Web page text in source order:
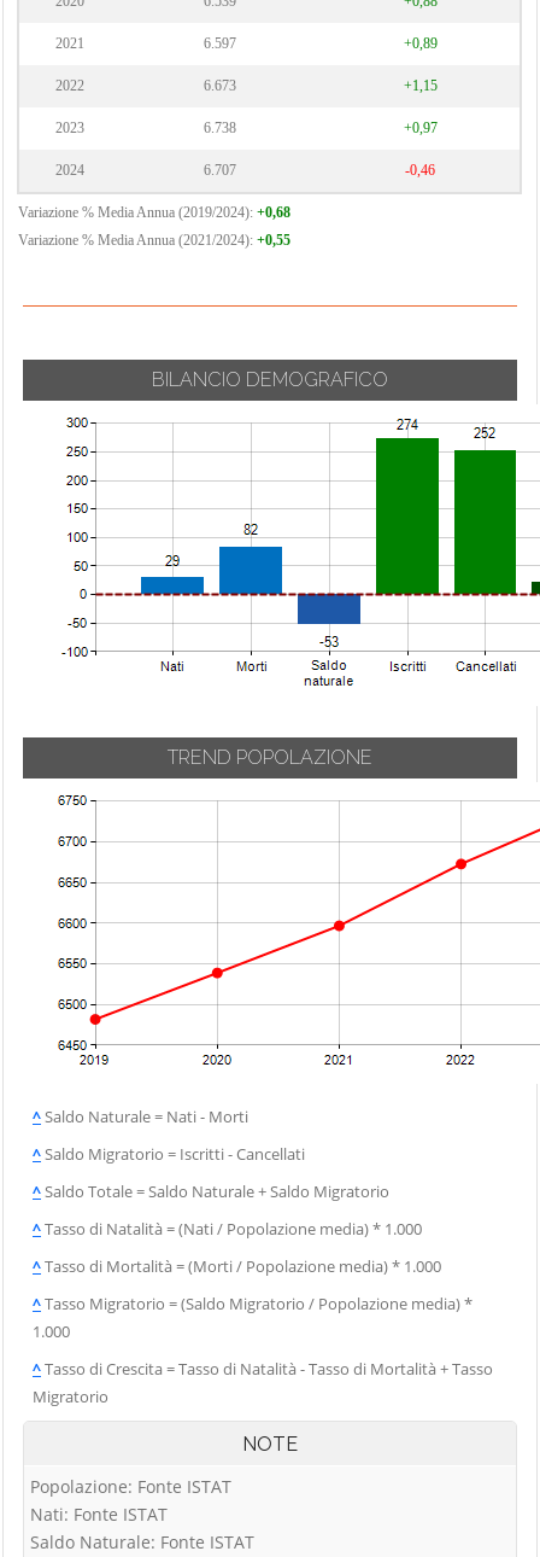
2021 6.597 +0,89
2022 6.673 +1,15
2023 6.738 +0,97
2024 6.707 -0,46
Variazione % Media Annua (2019/2024): +0,68
Variazione % Media Annua (2021/2024): +0,55
BILANCIO DEMOGRAFICO
TREND POPOLAZIONE
^Saldo Naturale = Nati - Morti
^Saldo Migratorio = Iscritti - Cancellati
^Saldo Totale = Saldo Naturale + Saldo Migratorio
^Tasso di Natalità = (Nati / Popolazione media) * 1.000
^Tasso di Mortalità = (Morti / Popolazione media) * 1.000
^Tasso Migratorio = (Saldo Migratorio / Popolazione media) *
1.000
^Tasso di Crescita = Tasso di Natalità - Tasso di Mortalità + Tasso
Migratorio
NOTE
Popolazione: Fonte ISTAT
Nati: Fonte ISTAT
Saldo Naturale: Fonte ISTAT